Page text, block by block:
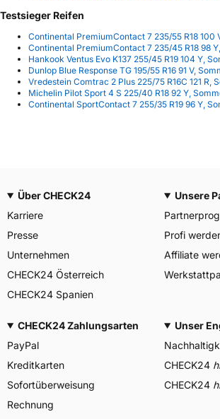
Testsieger Reifen
Continental PremiumContact 7 235/55 R18 100
Continental PremiumContact 7 235/45 R18 98
Hankook Ventus Evo K137 255/45 R19 104 Y,
Dunlop Blue Response TG 195/55 R16 91 V,
Vredestein Comtrac 2 Plus 225/75 R16C 121 R,
Michelin Pilot Sport 4 S 225/40 R18 92 Y,
Continental SportContact 7 255/35 R19 96 Y,
Über CHECK24
Karriere
Presse
Unternehmen
CHECK24 Österreich
CHECK24 Spanien
Unsere
Profi
Affiliate
CHECK24 Zahlungsarten
PayPal
Kreditkarten
Sofortüberweisung
Rechnung
Unser
CHECK24
CHECK24